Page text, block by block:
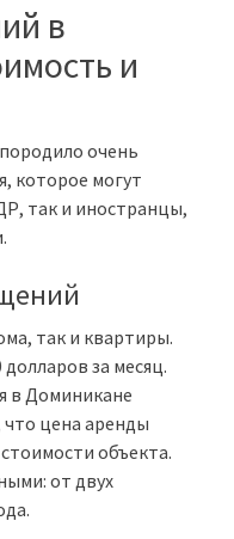
в
и
очень
которое могут
так и иностранцы,
так и квартиры.
за месяц.
в Доминикане
что цена аренды
объекта.
от двух